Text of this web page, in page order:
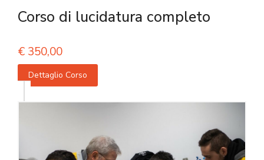
Corso di lucidatura completo
€ 350,00
Dettaglio Corso